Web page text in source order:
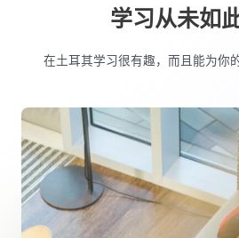
学习从未如
在土耳其学习很有趣，而且能为你